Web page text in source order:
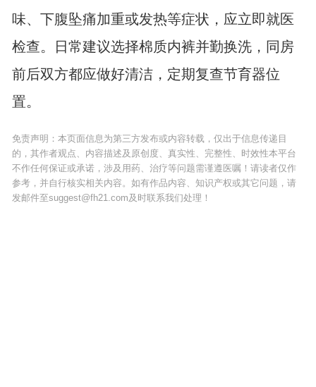
味、下腹坠痛加重或发热等症状，应立即就医
检查。日常建议选择棉质内裤并勤换洗，同房
前后双方都应做好清洁，定期复查节育器位
置。
免责声明：本页面信息为第三方发布或内容转载，仅出于信息传递目
的，其作者观点、内容描述及原创度、真实性、完整性、时效性本平台
不作任何保证或承诺，涉及用药、治疗等问题需谨遵医嘱！请读者仅作
参考，并自行核实相关内容。如有作品内容、知识产权或其它问题，请
发邮件至suggest@fh21.com及时联系我们处理！